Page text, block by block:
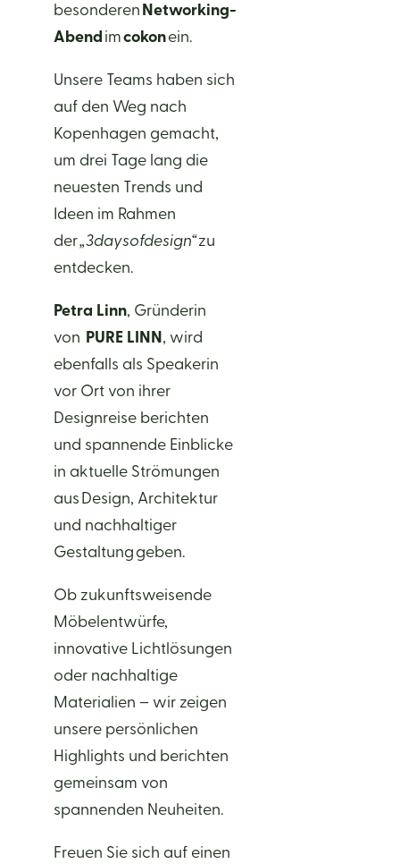
besonderen Networking-
Abend imcokonein.
Unsere Teams haben sich
auf den Weg nach
Kopenhagen gemacht,
um drei Tage lang die
neuesten Trends und
Ideen im Rahmen
der„3daysofdesign“zu
entdecken.
Petra Linn, Gründerin
von PURE LINN, wird
ebenfalls als Speakerin
vor Ort von ihrer
Designreise berichten
und spannende Einblicke
in aktuelle Strömungen
aus Design, Architektur
und nachhaltiger
Gestaltung geben.
Ob zukunftsweisende
Möbelentwürfe,
innovative Lichtlösungen
oder nachhaltige
Materialien – wir zeigen
unsere persönlichen
Highlights und berichten
gemeinsam von
spannenden Neuheiten.
Freuen Sie sich auf einen